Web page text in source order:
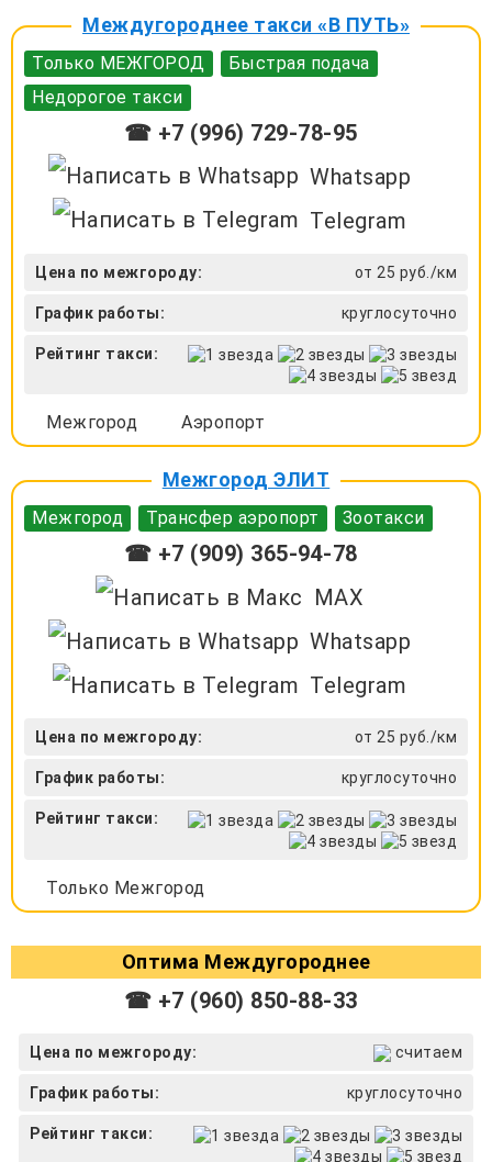
Междугороднее такси «В ПУТЬ»
Только МЕЖГОРОД
Быстрая подача
Недорогое такси
☎ +7 (996) 729-78-95
Whatsapp
Telegram
Цена по межгороду: от 25 руб./км
График работы: круглосуточно
Рейтинг такси:
Межгород Аэропорт
Межгород ЭЛИТ
Межгород Трансфер аэропорт Зоотакси
☎ +7 (909) 365-94-78
MAX
Whatsapp
Telegram
Цена по межгороду: от 25 руб./км
График работы: круглосуточно
Рейтинг такси:
Только Межгород
Оптима Междугороднее
☎ +7 (960) 850-88-33
Цена по межгороду: считаем
График работы: круглосуточно
Рейтинг такси: